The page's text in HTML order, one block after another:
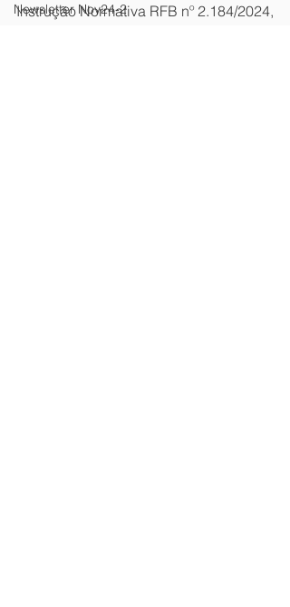
Newsletter Nov24-2
Instrução Normativa RFB nº 2.184/2024,